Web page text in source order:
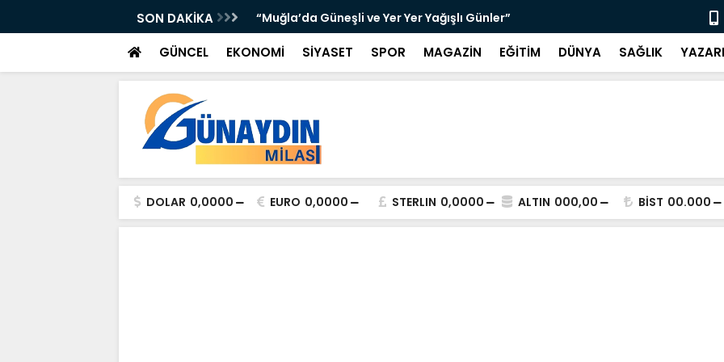
SON DAKİKA “Sosyolog Alev Yıldız Yıldırım’dan Kağıt Hamuru Sanatı” “3 Bin
GÜNCEL EKONOMİ SİYASET SPOR MAGAZİN EĞİTİM DÜNYA SAĞLIK
DOLAR 0,0000 EURO 0,0000 STERLIN 0,0000 ALTIN 000,00 BİST 00.000